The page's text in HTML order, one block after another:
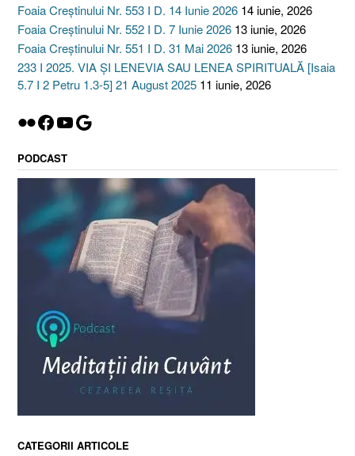
Foaia Creștinului Nr. 553 I D. 14 Iunie 2026 14 iunie, 2026
Foaia Creștinului Nr. 552 I D. 7 Iunie 2026 13 iunie, 2026
Foaia Creștinului Nr. 551 I D. 31 Mai 2026 13 iunie, 2026
233 I 2025. VIA ȘI LENEVIA SAU LENEA SPIRITUALĂ [Isaia
5.7 I 2 Petru 1.3-5] 21 August 2025 11 iunie, 2026
Flickr
Facebook
YouTube
Google
PODCAST
CATEGORII ARTICOLE